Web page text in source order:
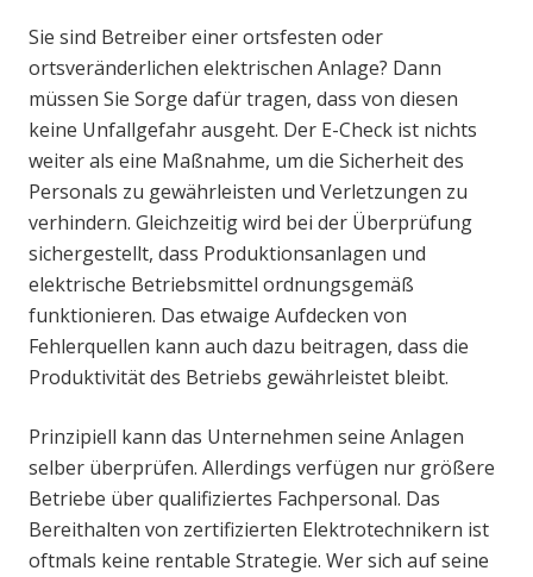
Sie sind Betreiber einer ortsfesten oder
ortsveränderlichen elektrischen Anlage? Dann
müssen Sie Sorge dafür tragen, dass von diesen
keine Unfallgefahr ausgeht. Der E-Check ist nichts
weiter als eine Maßnahme, um die Sicherheit des
Personals zu gewährleisten und Verletzungen zu
verhindern. Gleichzeitig wird bei der Überprüfung
sichergestellt, dass Produktionsanlagen und
elektrische Betriebsmittel ordnungsgemäß
funktionieren. Das etwaige Aufdecken von
Fehlerquellen kann auch dazu beitragen, dass die
Produktivität des Betriebs gewährleistet bleibt.
Prinzipiell kann das Unternehmen seine Anlagen
selber überprüfen. Allerdings verfügen nur größere
Betriebe über qualifiziertes Fachpersonal. Das
Bereithalten von zertifizierten Elektrotechnikern ist
oftmals keine rentable Strategie. Wer sich auf seine